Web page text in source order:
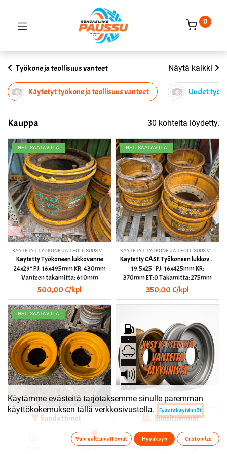
Suodattimet Suosituimmat
0
Toivelista Tuoteryhmä(t)
0
Työkone ja teollisuus vanteet Näytä kaikki
Käytetyt työkone ja teollisuus vanteet Uudet
Kauppa 30 kohteita löydetty.
HETI SAATAVILLA
Käytetty Työkoneen lukkovanne
24x29" PJ: 16x495mm KR: 430mm
Vanteen takamitta: 610mm
500,00€/kpl
HETI SAATAVILLA
Käytetty CASE Työkoneen lukkovanne
19.5x25" PJ: 16x425mm KR:
370mm ET:0 Takamitta: 275mm
350,00€/kpl
HETI SAATAVILLA
KÄYTETYT MAATALOUS VANTEET
14x24" PJ: 5x335 KR: 291mm ET: 20
Takamitta: 220m
-
-
-
Käytetty Trukin
Kysy saatavuutta
Käytämme evästeitä tarjotaksemme sinulle paremman
käyttökokemuksen tällä verkkosivustolla.
Evästekäytännöt
Vain välttämättömät Hyväksyn Customize